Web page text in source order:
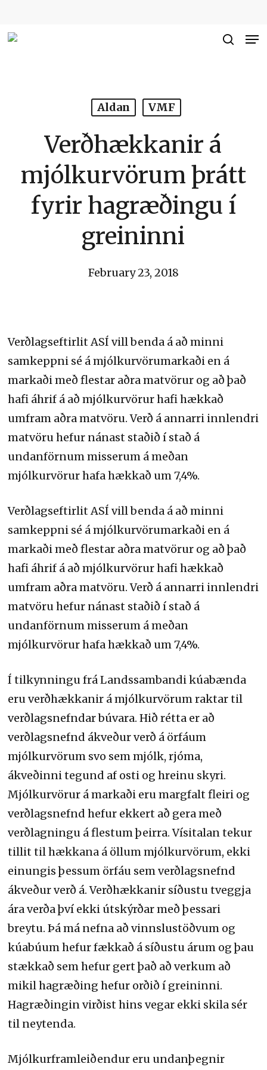
Aldan VMF
Verðhækkanir á
mjólkurvörum þrátt
fyrir hagræðingu í
greininni
February 23, 2018
Verðlagseftirlit ASÍ vill benda á að minni
samkeppni sé á mjólkurvörumarkaði en á
markaði með flestar aðra matvörur og að það
hafi áhrif á að mjólkurvörur hafi hækkað
umfram aðra matvöru. Verð á annarri innlendri
matvöru hefur nánast staðið í stað á
undanförnum misserum á meðan
mjólkurvörur hafa hækkað um 7,4%.
Verðlagseftirlit ASÍ vill benda á að minni
samkeppni sé á mjólkurvörumarkaði en á
markaði með flestar aðra matvörur og að það
hafi áhrif á að mjólkurvörur hafi hækkað
umfram aðra matvöru. Verð á annarri innlendri
matvöru hefur nánast staðið í stað á
undanförnum misserum á meðan
mjólkurvörur hafa hækkað um 7,4%.
Í tilkynningu frá Landssambandi kúabænda
eru verðhækkanir á mjólkurvörum raktar til
verðlagsnefndar búvara. Hið rétta er að
verðlagsnefnd ákveður verð á örfáum
mjólkurvörum svo sem mjólk, rjóma,
ákveðinni tegund af osti og hreinu skyri.
Mjólkurvörur á markaði eru margfalt fleiri og
verðlagsnefnd hefur ekkert að gera með
verðlagningu á flestum þeirra. Vísitalan tekur
tillit til hækkana á öllum mjólkurvörum, ekki
einungis þessum örfáu sem verðlagsnefnd
ákveður verð á. Verðhækkanir síðustu tveggja
ára verða því ekki útskýrðar með þessari
breytu. Þá má nefna að vinnslustöðvum og
kúabúum hefur fækkað á síðustu árum og þau
stækkað sem hefur gert það að verkum að
mikil hagræðing hefur orðið í greininni.
Hagræðingin virðist hins vegar ekki skila sér
til neytenda.
Mjólkurframleiðendur eru undanþegnir
Close